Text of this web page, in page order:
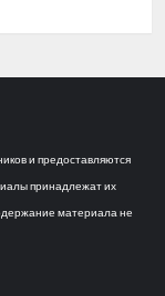
и предоставляются
принадлежат их
материала не